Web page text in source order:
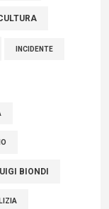
INCIDENTE
BIONDI